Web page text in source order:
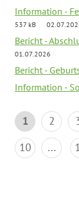
Information -
537 kB
Bericht -
01.07.2026
Bericht -
Information -
1 2
10
...